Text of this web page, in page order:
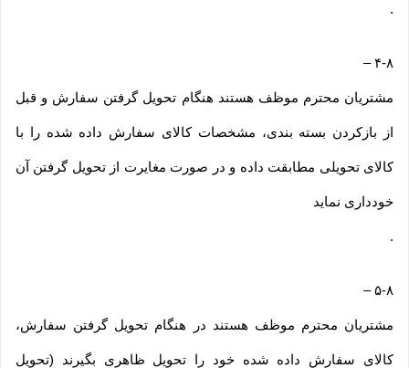
.
۴-۸–
مشتریان محترم موظف هستند هنگام تحویل گرفتن سفارش و قبل
از بازکردن بسته بندی، مشخصات کالای سفارش داده شده را با
کالای تحویلی مطابقت داده و در صورت مغایرت از تحویل گرفتن آن
خودداری نماید
.
۵-۸–
مشتریان محترم موظف هستند در هنگام تحویل گرفتن سفارش،
کالای سفارش داده شده خود را تحویل ظاهری بگیرند (تحویل